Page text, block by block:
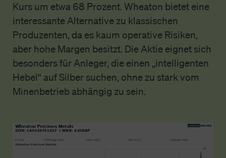
Kurs um etwa 68 Prozent. Wheaton bietet eine
interessante Alternative zu klassischen
Produzenten, da es kaum operative Risiken,
aber hohe Margen besitzt. Die Aktie eignet sich
besonders für Anleger, die einen „intelligenten
Hebel“ auf Silber suchen, ohne zu stark vom
Minenbetrieb abhängig zu sein.